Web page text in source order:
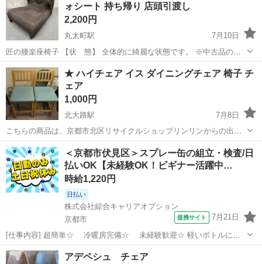
ォシート 持ち帰り 店頭引渡し
2,200円
丸太町駅
7月10日
匠の腰楽座椅子 【状 態】 全体的に綺麗な状態です。 ※中古品の
為、ご理解の上、ご購入のほど、よろしくお願いします。 【サイズ】
590×645×470mm 【材 質】 構造部材：ポリプロピレン ...
京都 京都市 丸太町駅 椅子 持ち帰り
★ ハイチェア イス ダイニングチェア 椅子 チ
ェア
1,000円
北大路駅
7月8日
こちらの商品は、京都市北区リサイクルショップリンリンからの出品
となります。 当店は、家具・家電・食器・骨董品・日用品など、多種
多様な商品を取り揃えております。 昭和レトロなレア商品も沢山ござ
いますので、店内を見るだけ...
京都 京都市 北大路駅 椅子 イス
＜京都市伏見区＞スプレー缶の組立・検査/日
払いOK【未経験OK！ビギナー活躍中…
時給1,220円
日払い
株式会社綜合キャリアオプション
京都市
提携サイト 7月21日
[仕事内容] 超簡単☆ 冷暖房完備☆ 未経験歓迎☆ 軽いボトルに傷
がないかをチェックしたり、 箱詰めしたりする機械を動かすお仕事！
【業務内容詳細】・投入作業スプレーの材料となる缶などの部品をラ
京都 京都市 工場
アデペシュ チェア